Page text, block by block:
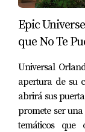
Epic
que No Te
Universal
apertura de su
abrirá sus
promete ser
temáticos que